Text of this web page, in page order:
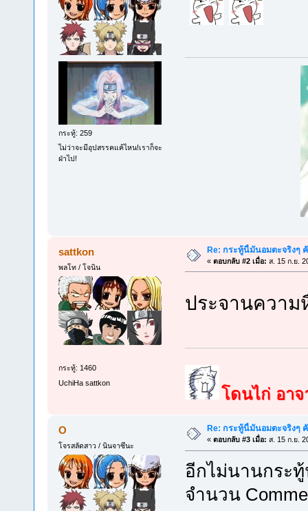
กระทู้: 259
ไม่ว่าจะมีอุปสรรคแค้ไหน!เราก็จะ
ฝ่าไป!
sattkon
พลโท / โจนิน
กระทู้: 1460
UchiHa sattkon
Re: กระทู้นี้มันอมตะจริงๆ
« ตอบกลับ #2 เมื่อ: ส. 15 ก.ย.
ประจานควา
โดนไก่ อา
O
โจรสลัดสาว / นินจาซึนะ
Re: กระทู้นี้มันอมตะจริงๆ
« ตอบกลับ #3 เมื่อ: ส. 15 ก.ย.
อีกไม่นานกระ
จำนวน